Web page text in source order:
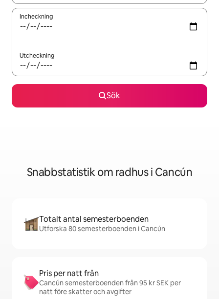
Incheckning
Utcheckning
Sök
Snabbstatistik om radhus i Cancún
Totalt antal semesterboenden
Utforska 80 semesterboenden i Cancún
Pris per natt från
Cancún semesterboenden från 95 kr SEK per
natt före skatter och avgifter